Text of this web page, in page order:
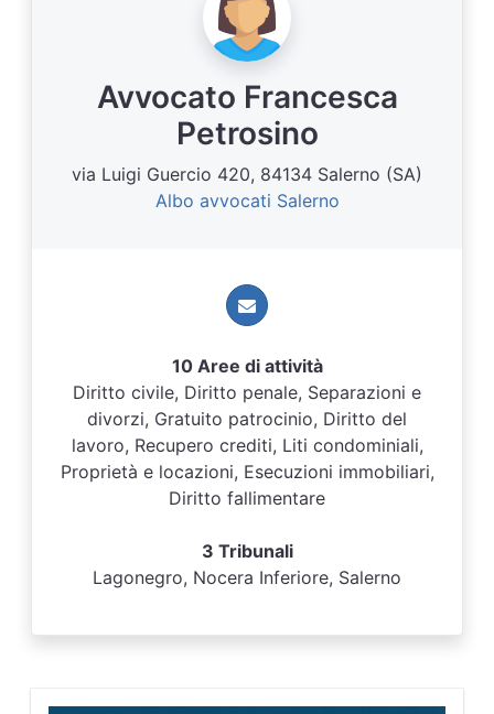
Avvocato Francesca
Petrosino
via Luigi Guercio 420, 84134 Salerno (SA)
Albo avvocati Salerno
10 Aree di attività
Diritto civile, Diritto penale, Separazioni e
divorzi, Gratuito patrocinio, Diritto del
lavoro, Recupero crediti, Liti condominiali,
Proprietà e locazioni, Esecuzioni immobiliari,
Diritto fallimentare
3 Tribunali
Lagonegro, Nocera Inferiore, Salerno